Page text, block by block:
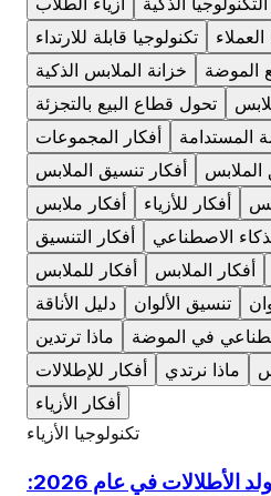
تكنولوجيا قابلة للارتداء
خزانة الملابس الذكية
الموضة
تحول قطاع البيع بالتجزئة
أفكار المجموعات
المستدامة
أفكار تنسيق الملابس
الملابس
أفكار ملابس
أفكار للأزياء
أفكار التنسيق
الاصطناعي
أفكار للملابس
أفكار الملابس
دليل الأناقة
تنسيق الألوان
ماذا ترتدين
في الموضة
أفكار للإطلالات
ماذا نرتدي
أفكار الأزياء
تكنولوجيا الأزياء
أفضل تطبيقات مولد الأطلالات في عام 2026: